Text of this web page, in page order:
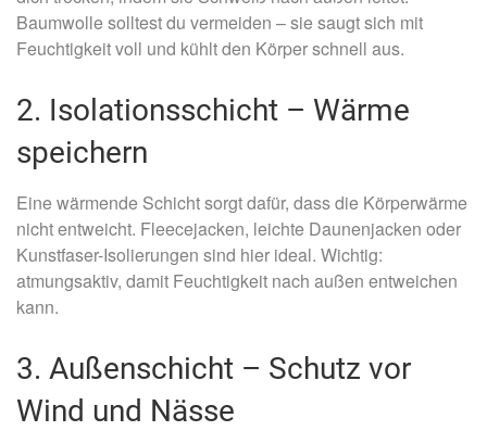
Baumwolle solltest du vermeiden – sie saugt sich mit
Feuchtigkeit voll und kühlt den Körper schnell aus.
2. Isolationsschicht – Wärme
speichern
Eine wärmende Schicht sorgt dafür, dass die Körperwärme
nicht entweicht. Fleecejacken, leichte Daunenjacken oder
Kunstfaser-Isolierungen sind hier ideal. Wichtig:
atmungsaktiv, damit Feuchtigkeit nach außen entweichen
kann.
3. Außenschicht – Schutz vor
Wind und Nässe